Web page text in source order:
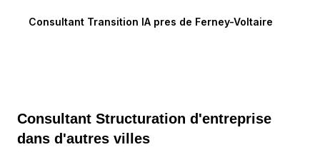
Consultant Transition IA pres de Ferney-Voltaire
Consultant Structuration d'entreprise
dans d'autres villes